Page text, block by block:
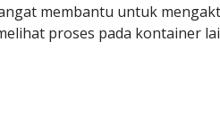
membantu untuk
proses pada kontainer